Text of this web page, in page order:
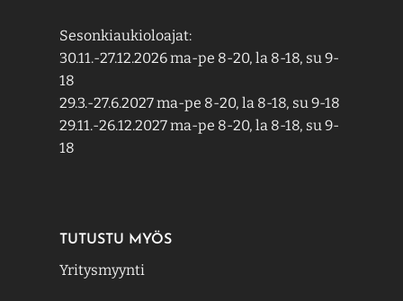
Sesonkiaukioloajat:
30.11.-27.12.2026 ma-pe 8-20, la 8-18, su 9-
18
29.3.-27.6.2027 ma-pe 8-20, la 8-18, su 9-18
29.11.-26.12.2027 ma-pe 8-20, la 8-18, su 9-
18
TUTUSTU MYÖS
Yritysmyynti